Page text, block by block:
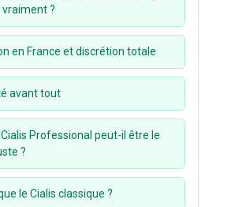
?
en France et discrétion totale
avant tout
Professional peut-il être le
?
le Cialis classique ?